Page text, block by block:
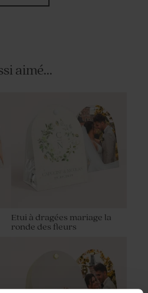
aimé...
Etui à dragées mariage la
ronde des fleurs